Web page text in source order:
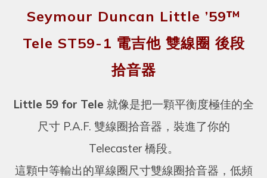
Seymour Duncan Little ’59™
Tele ST59-1 電吉他 雙線圈 後段
拾音器
Little 59 for Tele 就像是把一顆平衡度極佳的全
尺寸 P.A.F. 雙線圈拾音器，裝進了你的
Telecaster 橋段。
這顆中等輸出的單線圈尺寸雙線圈拾音器，低頻